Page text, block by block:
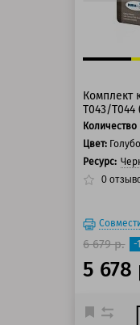
Комплект
T043/T044
Цвет:
Ресурс:
0
6 679 р. -
5 678